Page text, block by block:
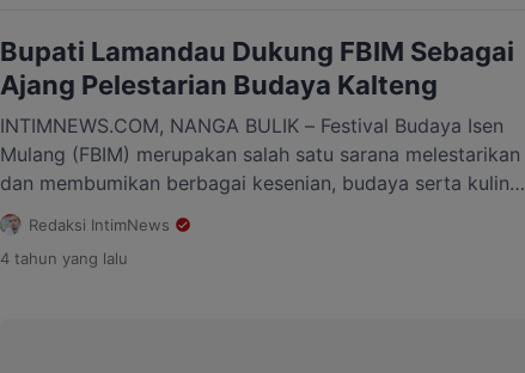
Kepala Dinas […]
Bupati Lamandau Dukung FBIM Sebagai
Ajang Pelestarian Budaya Kalteng
INTIMNEWS.COM, NANGA BULIK – Festival Budaya Isen
Mulang (FBIM) merupakan salah satu sarana melestarikan
dan membumikan berbagai kesenian, budaya serta kuliner
di Kalimantan Tengah agar tak tergerus kemajuan zaman
dan budaya asing. Festival ini kembali digelar oleh
Pemerintah Provinsi Kalimantan Tengah pada tahun 2022
Redaksi IntimNews
4 tahun yang lalu